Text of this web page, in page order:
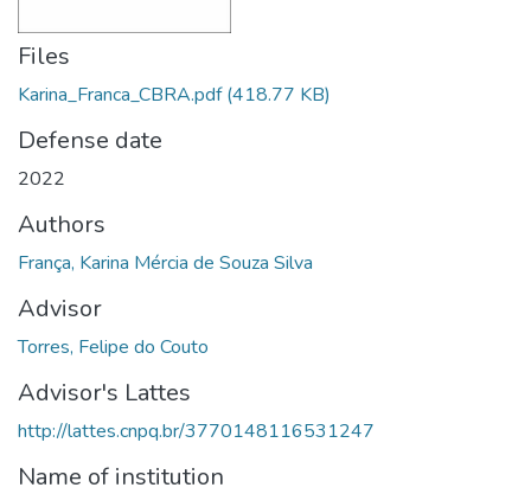
Files
Karina_Franca_CBRA.pdf(418.77 KB)
Defense date
2022
Authors
França, Karina Mércia de Souza Silva
Advisor
Torres, Felipe do Couto
Advisor's Lattes
http://lattes.cnpq.br/3770148116531247
Name of institution